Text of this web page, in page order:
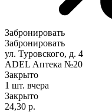
Забронировать
Забронировать
ул. Туровского, д. 4
ADEL Аптека №20
Закрыто
1 шт. вчера
Закрыто
24,30 р.